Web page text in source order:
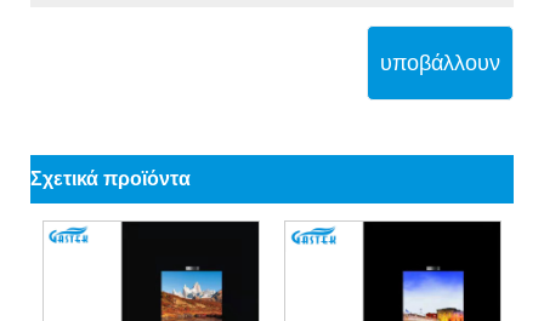
υποβάλλουν
Σχετικά προϊόντα